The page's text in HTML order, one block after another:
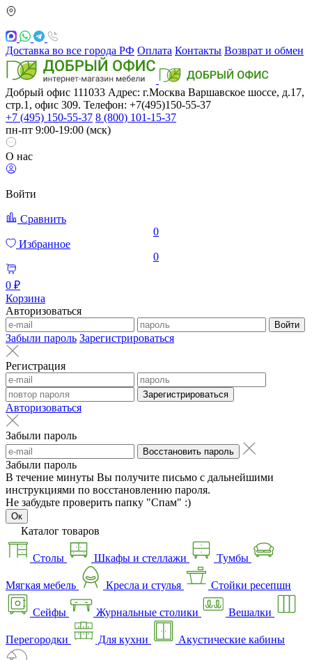
Доставка во все города РФ Оплата Контакты Возврат и обмен
Добрый офис 111033 Адрес: г.Москва Варшавское шоссе, д.17,
стр.1, офис 309. Телефон: +7(495)150-55-37
+7 (495) 150-55-37 8 (800) 101-15-37
пн-пт 9:00-19:00 (мск)
О нас
Войти
Сравнить
0
Избранное
0
0 ₽
Корзина
Авторизоваться
Войти
Забыли пароль Зарегистрироваться
Регистрация
Зарегистрироваться
Авторизоваться
Забыли пароль
Восстановить пароль
Забыли пароль
В течение минуты Вы получите письмо с дальнейшими
инструкциями по восстановлению пароля.
Не забудьте проверить папку "Спам" :)
Ок
Каталог товаров
Столы Шкафы и стеллажи Тумбы
Мягкая мебель Кресла и стулья Стойки ресепшн
Сейфы Журнальные столики Вешалки
Перегородки Для кухни Акустические кабины